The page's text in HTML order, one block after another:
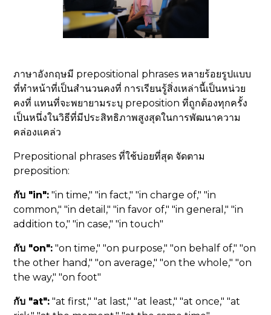
ภาษาอังกฤษมี prepositional phrases หลายร้อยรูปแบบ
ที่ทำหน้าที่เป็นสำนวนคงที่ การเรียนรู้สิ่งเหล่านี้เป็นหน่วย
คงที่ แทนที่จะพยายามระบุ preposition ที่ถูกต้องทุกครั้ง
เป็นหนึ่งในวิธีที่มีประสิทธิภาพสูงสุดในการพัฒนาความ
คล่องแคล่ว
Prepositional phrases ที่ใช้บ่อยที่สุด จัดตาม
preposition:
กับ "in": "in time," "in fact," "in charge of," "in
common," "in detail," "in favor of," "in general," "in
addition to," "in case," "in touch"
กับ "on": "on time," "on purpose," "on behalf of," "on
the other hand," "on average," "on the whole," "on
the way," "on foot"
กับ "at": "at first," "at last," "at least," "at once," "at